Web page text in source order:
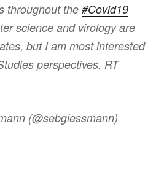
throughout the #Covid19
science and virology are
but I am most interested
perspectives. RT
(@sebgiessmann)